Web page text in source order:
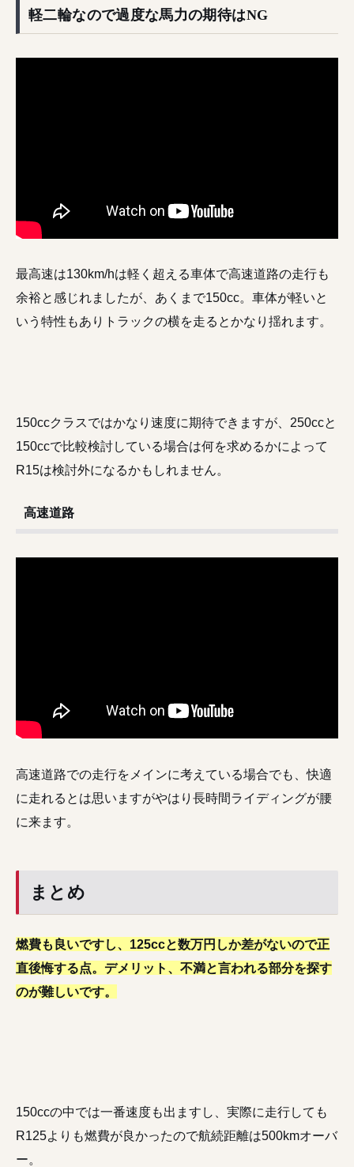
軽二輪なので過度な馬力の期待はNG
最高速は130km/hは軽く超える車体で高速道路の走行も
余裕と感じれましたが、あくまで150cc。車体が軽いと
いう特性もありトラックの横を走るとかなり揺れます。
150ccクラスではかなり速度に期待できますが、250ccと
150ccで比較検討している場合は何を求めるかによって
R15は検討外になるかもしれません。
高速道路
高速道路での走行をメインに考えている場合でも、快適
に走れるとは思いますがやはり長時間ライディングが腰
に来ます。
まとめ
燃費も良いですし、125ccと数万円しか差がないので正
直後悔する点。デメリット、不満と言われる部分を探す
のが難しいです。
150ccの中では一番速度も出ますし、実際に走行しても
R125よりも燃費が良かったので航続距離は500kmオーバ
ー。